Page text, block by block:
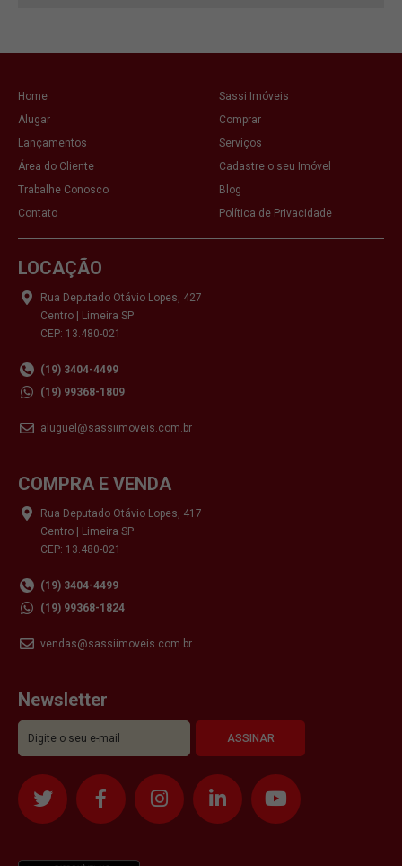
Home
Sassi Imóveis
Alugar
Comprar
Lançamentos
Serviços
Área do Cliente
Cadastre o seu Imóvel
Trabalhe Conosco
Blog
Contato
Política de Privacidade
LOCAÇÃO
Rua Deputado Otávio Lopes, 427
Centro | Limeira SP
CEP: 13.480-021
(19) 3404-4499
(19) 99368-1809
aluguel@sassiimoveis.com.br
COMPRA E VENDA
Rua Deputado Otávio Lopes, 417
Centro | Limeira SP
CEP: 13.480-021
(19) 3404-4499
(19) 99368-1824
vendas@sassiimoveis.com.br
Newsletter